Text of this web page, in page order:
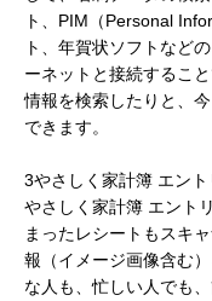
ト、PIM（Personal
ト、年賀状ソフトなど
ーネットと接続するこ
情報を検索したりと、
できます。
3やさしく家計簿 エン
やさしく家計簿 エント
まったレシートもスキ
報（イメージ画像含む
な人も、忙しい人でも